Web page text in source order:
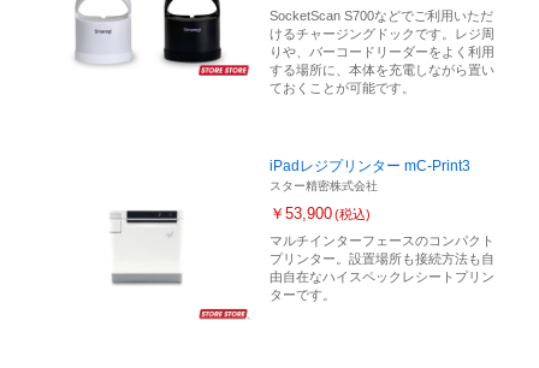
SocketScan S700などでご利用いただ
けるチャージングドックです。レジ周
りや、バーコードリーダーをよく利用
する場所に、本体を充電しながら置い
ておくことが可能です。
iPadレジプリンター mC-Print3
スター精密株式会社
￥53,900(税込)
マルチインターフェースのコンパクト
プリンター。設置場所も接続方法も自
由自在なハイスペックレシートプリン
ターです。